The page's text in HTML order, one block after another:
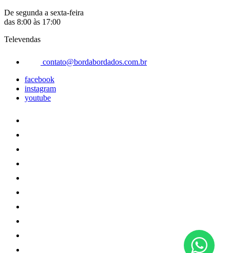
De segunda a sexta-feira
das 8:00 às 17:00
Televendas
contato@bordabordados.com.br
facebook
instagram
youtube